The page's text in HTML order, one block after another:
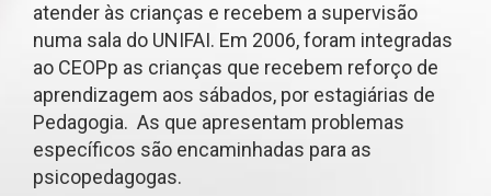
atender às crianças e recebem a supervisão
numa sala do UNIFAI. Em 2006, foram integradas
ao CEOPp as crianças que recebem reforço de
aprendizagem aos sábados, por estagiárias de
Pedagogia. As que apresentam problemas
específicos são encaminhadas para as
psicopedagogas.